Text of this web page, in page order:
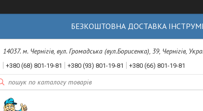
БЕЗКОШТОВНА ДОСТАВКА
14037. м. Чернігів, вул. Громадська (вул.Борисенка), 39, Чернігів,
+380 (68) 801-19-81 +380 (93) 801-19-81 +380 (66) 801-19-81